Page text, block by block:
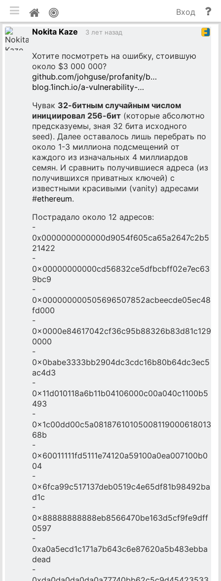
Мой
профиль
и
Вход
Nokita Kaze
3 лет назад
Хотите посмотреть на ошибку, стоившую
около $3 000 000?
github.com/johguse/profanity/b…
blog.1inch.io/a-vulnerability-…
Чувак 32-битным случайным числом
инициировал 256-бит (которые абсолютно
предсказуемы, зная 32 бита исходного
seed). Далее оставалось лишь перебрать по
около 1-3 миллиона подсмещений от
каждого из изначальных 4 миллиардов
семян. И сравнить получившиеся адреса (из
получившихся приватных ключей) с
известными красивыми (vanity) адресами
#ethereum.
Пострадало около 12 адресов:
-
0x0000000000000d9054f605ca65a2647c2b5
21422
-
0x00000000000cd56832ce5dfbcbff02e7ec63
9bc9
-
0x000000000505696507852acbeecde05ec48
fd000
-
0x0000e84617042cf36c95b88326b83d81c129
0000
-
0x0babe3333bb2904dc3cdc16b80b64dc3ec5
ac4d3
-
0x11d010118a6b11b04106000c00a040c1100b5
493
-
0x1c00dd00c5a08187610105008119000618013
68b
-
0x60011111fd5111e74120a59100a0ea007100b0
04
-
0x6fca99c517137deb0519c4e65df81b98492ba
d1c
-
0x88888888888eb8566470be163d5cf9fe9dff
0597
-
0xa0a5ecd1c171a7b643c6e87620a5b483ebba
dead
-
мобильная версия